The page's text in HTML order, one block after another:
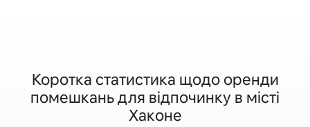
Коротка статистика щодо оренди
помешкань для відпочинку в місті
Хаконе